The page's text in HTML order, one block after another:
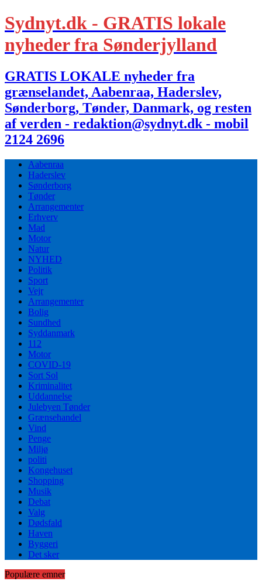
Sydnyt.dk - GRATIS lokale
nyheder fra Sønderjylland
GRATIS LOKALE nyheder fra
grænselandet, Aabenraa, Haderslev,
Sønderborg, Tønder, Danmark, og resten
af verden - redaktion@sydnyt.dk - mobil
2124 2696
Aabenraa
Haderslev
Sønderborg
Tønder
Arrangementer
Erhverv
Mad
Motor
Natur
NYHED
Politik
Sport
Vejr
Arrangementer
Bolig
Sundhed
Syddanmark
112
Motor
COVID-19
Sort Sol
Kriminalitet
Uddannelse
Julebyen Tønder
Grænsehandel
Vind
Penge
Miljø
politi
Kongehuset
Shopping
Musik
Debat
Valg
Dødsfald
Haven
Byggeri
Det sker
Populære emner